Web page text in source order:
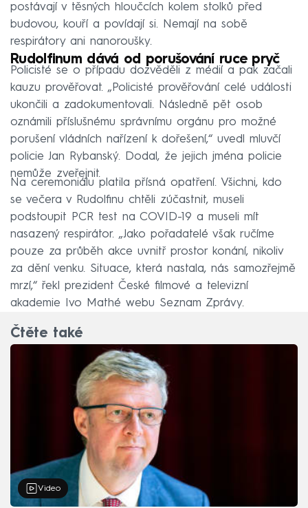
postávají v těsných hloučcích kolem stolků před
budovou, kouří a povídají si. Nemají na sobě
respirátory ani nanoroušky.
Rudolfinum dává od porušování ruce pryč
Policisté se o případu dozvěděli z médií a pak začali
kauzu prověřovat. „Policisté prověřování celé události
ukončili a zadokumentovali. Následně pět osob
oznámili příslušnému správnímu orgánu pro možné
porušení vládních nařízení k dořešení,“ uvedl mluvčí
policie Jan Rybanský. Dodal, že jejich jména policie
nemůže zveřejnit.
Na ceremoniálu platila přísná opatření. Všichni, kdo
se večera v Rudolfinu chtěli zúčastnit, museli
podstoupit PCR test na COVID-19 a museli mít
nasazený respirátor. „Jako pořadatelé však ručíme
pouze za průběh akce uvnitř prostor konání, nikoliv
za dění venku. Situace, která nastala, nás samozřejmě
mrzí,“ řekl prezident České filmové a televizní
akademie Ivo Mathé webu Seznam Zprávy.
Čtěte také
Video